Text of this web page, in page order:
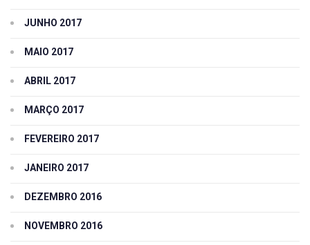
JUNHO 2017
MAIO 2017
ABRIL 2017
MARÇO 2017
FEVEREIRO 2017
JANEIRO 2017
DEZEMBRO 2016
NOVEMBRO 2016